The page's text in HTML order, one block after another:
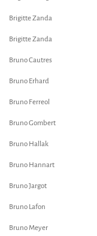
Brigitte Zanda
Brigitte Zanda
Bruno Cautres
Bruno Erhard
Bruno Ferreol
Bruno Gombert
Bruno Hallak
Bruno Hannart
Bruno Jargot
Bruno Lafon
Bruno Meyer